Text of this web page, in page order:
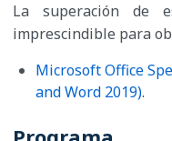
La superación de
imprescindible para
Microsoft Office
and Word 2019).